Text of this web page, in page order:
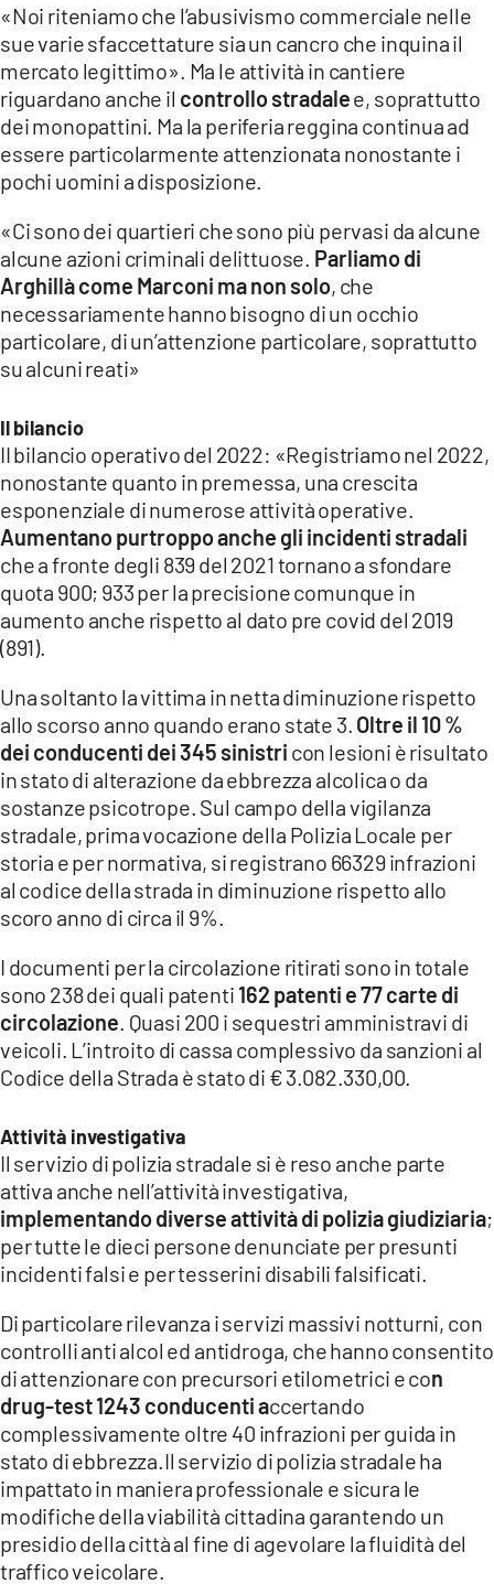
«Noi riteniamo che l’abusivismo commerciale nelle
sue varie sfaccettature sia un cancro che inquina il
mercato legittimo». Ma le attività in cantiere
riguardano anche il controllo stradalee, soprattutto
dei monopattini. Ma la periferia reggina continua ad
essere particolarmente attenzionata nonostante i
pochi uomini a disposizione.
«Ci sono dei quartieri che sono più pervasi da alcune
alcune azioni criminali delittuose. Parliamo di
Arghillà come Marconi ma non solo, che
necessariamente hanno bisogno di un occhio
particolare, di un’attenzione particolare, soprattutto
su alcuni reati»
Il bilancio
II bilancio operativo del 2022: «Registriamo nel 2022,
nonostante quanto in premessa, una crescita
esponenziale di numerose attività operative.
Aumentano purtroppo anche gli incidenti stradali
che a fronte degli 839 del 2021 tornano a sfondare
quota 900; 933 per la precisione comunque in
aumento anche rispetto al dato pre covid del 2019
(891).
Una soltanto la vittima in netta diminuzione rispetto
allo scorso anno quando erano state 3. Oltre il 10 %
dei conducenti dei 345 sinistri con lesioni è risultato
in stato di alterazione da ebbrezza alcolica o da
sostanze psicotrope. Sul campo della vigilanza
stradale, prima vocazione della Polizia Locale per
storia e per normativa, si registrano 66329 infrazioni
al codice della strada in diminuzione rispetto allo
scoro anno di circa il 9%.
I documenti per la circolazione ritirati sono in totale
sono 238 dei quali patenti 162 patenti e 77 carte di
circolazione . Quasi 200 i sequestri amministravi di
veicoli. L’introito di cassa complessivo da sanzioni al
Codice della Strada è stato di € 3.082.330,00.
Attività investigativa
Il servizio di polizia stradale si è reso anche parte
attiva anche nell’attività investigativa,
implementando diverse attività di polizia giudiziaria;
per tutte le dieci persone denunciate per presunti
incidenti falsi e per tesserini disabili falsificati.
Di particolare rilevanza i servizi massivi notturni, con
controlli anti alcol ed antidroga, che hanno consentito
di attenzionare con precursori etilometrici e con
drug-test 1243 conducenti accertando
complessivamente oltre 40 infrazioni per guida in
stato di ebbrezza.Il servizio di polizia stradale ha
impattato in maniera professionale e sicura le
modifiche della viabilità cittadina garantendo un
presidio della città al fine di agevolare la fluidità del
traffico veicolare.